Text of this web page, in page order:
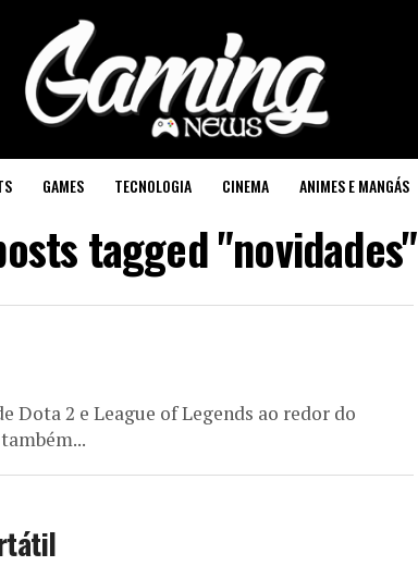
GAMES TECNOLOGIA CINEMA ANIMES E MANGÁS
tagged "novidades"
Dota 2 e League of Legends ao redor do